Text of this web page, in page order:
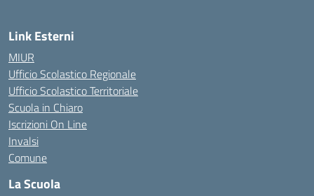
Link Esterni
MIUR
Ufficio Scolastico Regionale
Ufficio Scolastico Territoriale
Scuola in Chiaro
Iscrizioni On Line
Invalsi
Comune
La Scuola